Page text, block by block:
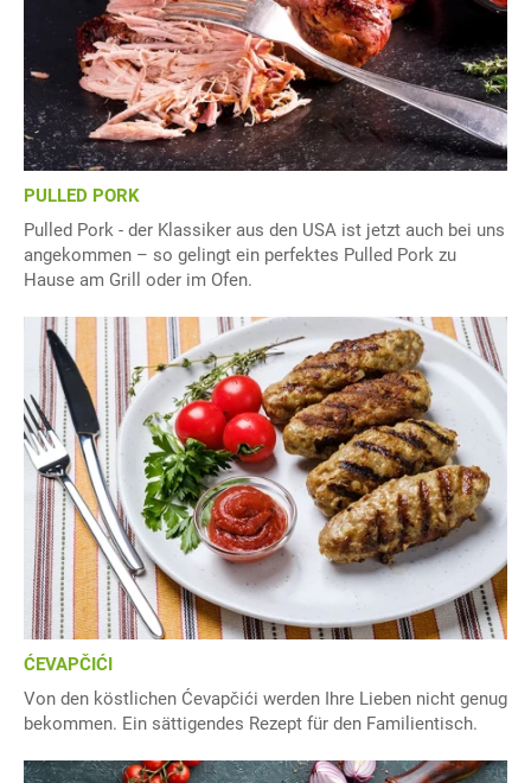
PULLED PORK
Pulled Pork - der Klassiker aus den USA ist jetzt auch bei uns
angekommen – so gelingt ein perfektes Pulled Pork zu
Hause am Grill oder im Ofen.
ĆEVAPČIĆI
Von den köstlichen Ćevapčići werden Ihre Lieben nicht genug
bekommen. Ein sättigendes Rezept für den Familientisch.